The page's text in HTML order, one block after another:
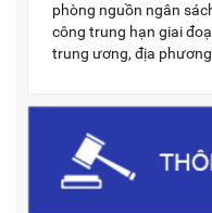
phòng nguồn ngân
công trung hạn giai
trung ương, địa